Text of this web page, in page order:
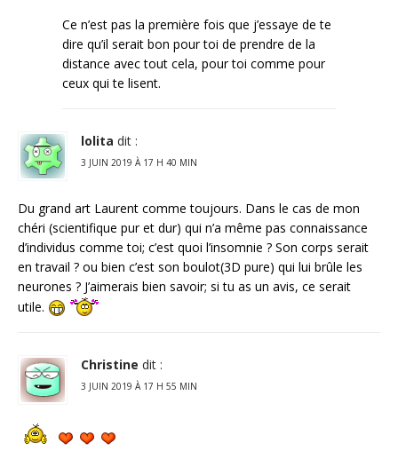
Ce n’est pas la première fois que j’essaye de te
dire qu’il serait bon pour toi de prendre de la
distance avec tout cela, pour toi comme pour
ceux qui te lisent.
lolita dit :
3 JUIN 2019 À 17 H 40 MIN
Du grand art Laurent comme toujours. Dans le cas de mon
chéri (scientifique pur et dur) qui n’a même pas connaissance
d’individus comme toi; c’est quoi l’insomnie ? Son corps serait
en travail ? ou bien c’est son boulot(3D pure) qui lui brûle les
neurones ? J’aimerais bien savoir; si tu as un avis, ce serait
utile.
Christine dit :
3 JUIN 2019 À 17 H 55 MIN